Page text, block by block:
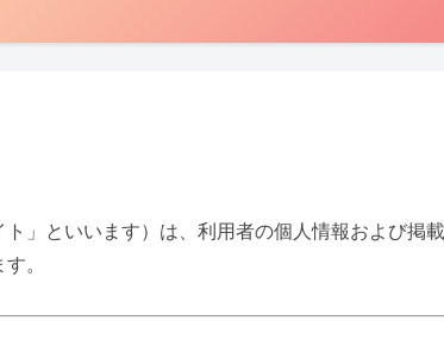
ト」といいます）は、利用者の個人情報および
。